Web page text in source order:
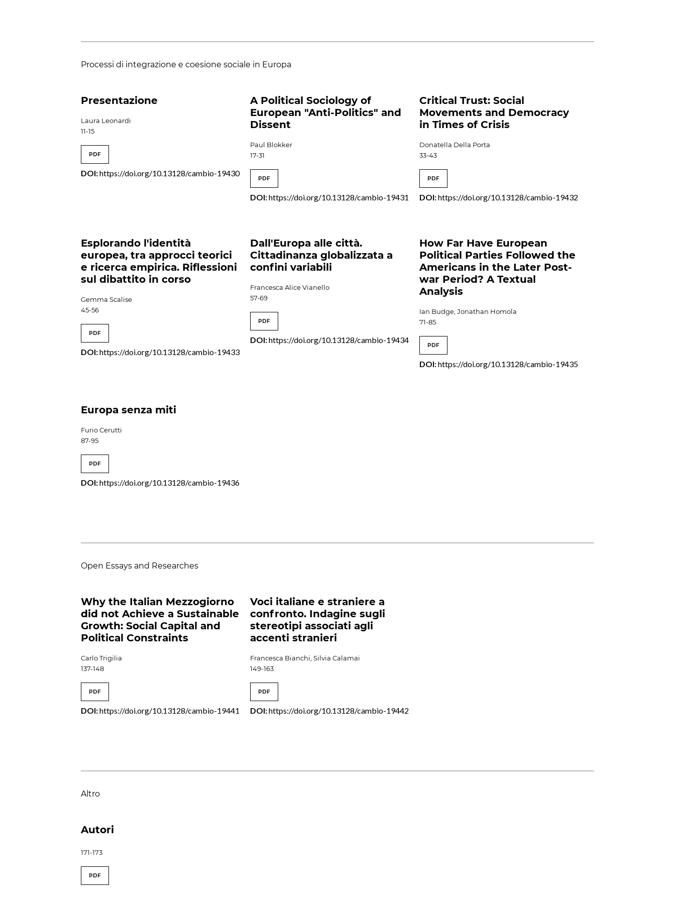
Processi di integrazione e coesione sociale in Europa
Presentazione
Laura Leonardi
11-15
PDF
DOI:https://doi.org/10.13128/cambio-19430
A Political Sociology of
European "Anti-Politics" and
Dissent
Paul Blokker
17-31
PDF
DOI:https://doi.org/10.13128/cambio-19431
Critical Trust: Social
Movements and Democracy
in Times of Crisis
Donatella Della Porta
33-43
PDF
DOI:https://doi.org/10.13128/cambio-19432
Esplorando l'identità
europea, tra approcci teorici
e ricerca empirica. Riflessioni
sul dibattito in corso
Gemma Scalise
45-56
PDF
DOI:https://doi.org/10.13128/cambio-19433
Dall'Europa alle città.
Cittadinanza globalizzata a
confini variabili
Francesca Alice Vianello
57-69
PDF
DOI:https://doi.org/10.13128/cambio-19434
How Far Have European
Political Parties Followed the
Americans in the Later Post-
war Period? A Textual
Analysis
Ian Budge, Jonathan Homola
71-85
PDF
DOI:https://doi.org/10.13128/cambio-19435
Europa senza miti
Furio Cerutti
87-95
PDF
DOI:https://doi.org/10.13128/cambio-19436
Open Essays and Researches
Why the Italian Mezzogiorno
did not Achieve a Sustainable
Growth: Social Capital and
Political Constraints
Carlo Trigilia
137-148
PDF
DOI:https://doi.org/10.13128/cambio-19441
Voci italiane e straniere a
confronto. Indagine sugli
stereotipi associati agli
accenti stranieri
Francesca Bianchi, Silvia Calamai
149-163
PDF
DOI:https://doi.org/10.13128/cambio-19442
Altro
Autori
171-173
PDF